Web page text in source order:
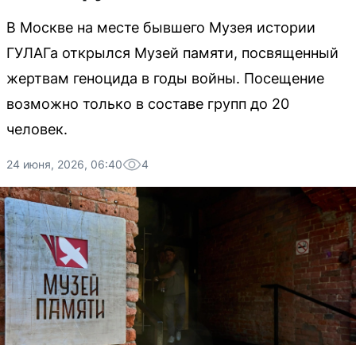
В Москве на месте бывшего Музея истории
ГУЛАГа открылся Музей памяти, посвященный
жертвам геноцида в годы войны. Посещение
возможно только в составе групп до 20
человек.
24 июня, 2026, 06:40 4